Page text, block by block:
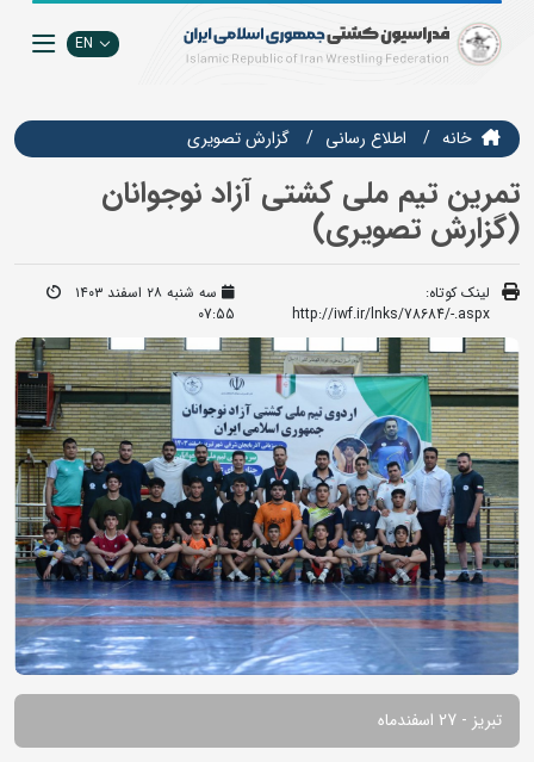
EN
خانه اطلاع رسانی گزارش تصويري
تمرین تیم ملی کشتی آزاد نوجوانان
(گزارش تصویری)
لینک کوتاه:
http://iwf.ir/lnks/78684/-.aspx
سه شنبه ۲۸ اسفند ۱۴۰۳
07:55
تبریز - 27 اسفندماه